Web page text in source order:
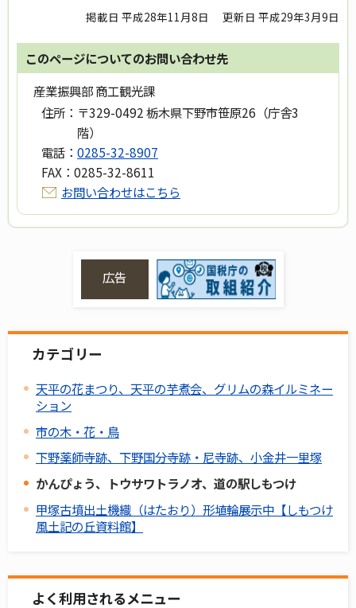
掲載日 平成28年11月8日 更新日 平成29年3月9日
このページについてのお問い合わせ先
産業振興部 商工観光課
住所： 〒329-0492 栃木県下野市笹原26（庁舎3
階）
電話： 0285-32-8907
FAX： 0285-32-8611
お問い合わせはこちら
広告
カテゴリー
天平の花まつり、天平の芋煮会、グリムの森イルミネー
ション
市の木・花・鳥
下野薬師寺跡、下野国分寺跡・尼寺跡、小金井一里塚
かんぴょう、トウサワトラノオ、道の駅しもつけ
甲塚古墳出土機織（はたおり）形埴輪展示中【しもつけ
風土記の丘資料館】
よく利用されるメニュー